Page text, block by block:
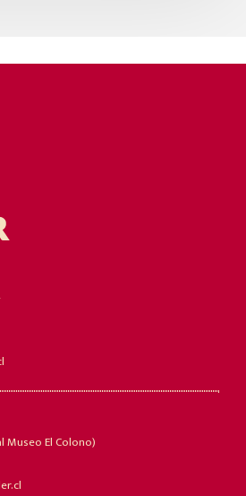
Museo El Colono)